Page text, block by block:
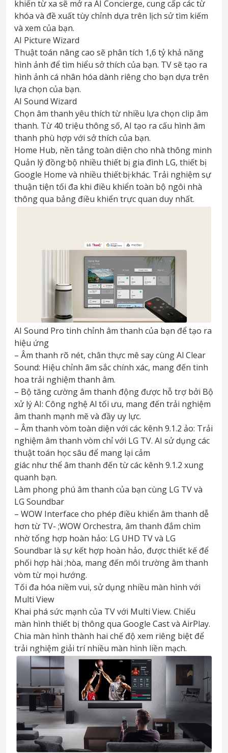
khiển từ xa sẽ mở ra AI Concierge, cung cấp các từ
khóa và đề xuất tùy chỉnh dựa trên lịch sử tìm kiếm
và xem của bạn.
AI Picture Wizard
Thuật toán nâng cao sẽ phân tích 1,6 tỷ khả năng
hình ảnh để tìm hiểu sở thích của bạn. TV sẽ tạo ra
hình ảnh cá nhân hóa dành riêng cho bạn dựa trên
lựa chọn của bạn.
AI Sound Wizard
Chọn âm thanh yêu thích từ nhiều lựa chọn clip âm
thanh. Từ 40 triệu thông số, AI tạo ra cấu hình âm
thanh phù hợp với sở thích của bạn.
Home Hub, nền tảng toàn diện cho nhà thông minh
Quản lý đồng·bộ nhiều thiết bị gia đình LG, thiết bị
Google Home và nhiều thiết·bị·khác. Trải nghiệm sự
thuận tiện tối đa khi điều khiển toàn bộ ngôi nhà
thông qua bảng điều khiển trực quan duy nhất.
AI Sound Pro tinh chỉnh âm thanh của bạn để tạo ra
hiệu ứng
– Âm thanh rõ nét, chân thực mê say cùng Al Clear
Sound: Hiệu chỉnh âm sắc chính xác, mang đến tinh
hoa trải nghiệm thanh âm.
– Bộ tăng cường âm thanh động được hỗ trợ bởi Bộ
xử lý AI: Công nghệ Al tối ưu, mang đến trải nghiệm
âm thanh mạnh mẽ và đầy uy lực.
– Âm thanh vòm toàn diện với các kênh 9.1.2 ảo: Trải
nghiệm âm thanh vòm chỉ với LG TV. AI sử dụng các
thuật toán học sâu để mang lại cảm
giác như thể âm thanh đến từ các kênh 9.1.2 xung
quanh bạn.
Làm phong phú âm thanh của bạn cùng LG TV và
LG Soundbar
– WOW Interface cho phép điều khiển âm thanh dễ
hơn từ TV- ;WOW Orchestra, âm thanh đắm chìm
nhờ tổng hợp hoàn hảo: LG UHD TV và LG
Soundbar là sự kết hợp hoàn hảo, được thiết kế để
phối hợp hài ;hòa, mang đến môi trường âm thanh
vòm từ mọi hướng.
Tối đa hóa niềm vui, sử dụng nhiều màn hình với
Multi View
Khai phá sức mạnh của TV với Multi View. Chiếu
màn hình thiết bị thông qua Google Cast và AirPlay.
Chia màn hình thành hai chế độ xem riêng biệt để
trải nghiệm giải trí nhiều màn hình liền mạch.